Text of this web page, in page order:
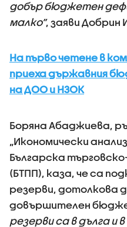
добър бюджетен
малко”, заяви Добрин
На първо четене в
приеха държавния
на ДОО и НЗОК
Боряна Абаджиева,
„Икономически
Българска
(БТПП), каза, че са
резерви, дотолкова
довършителен
резерви са в дълга и